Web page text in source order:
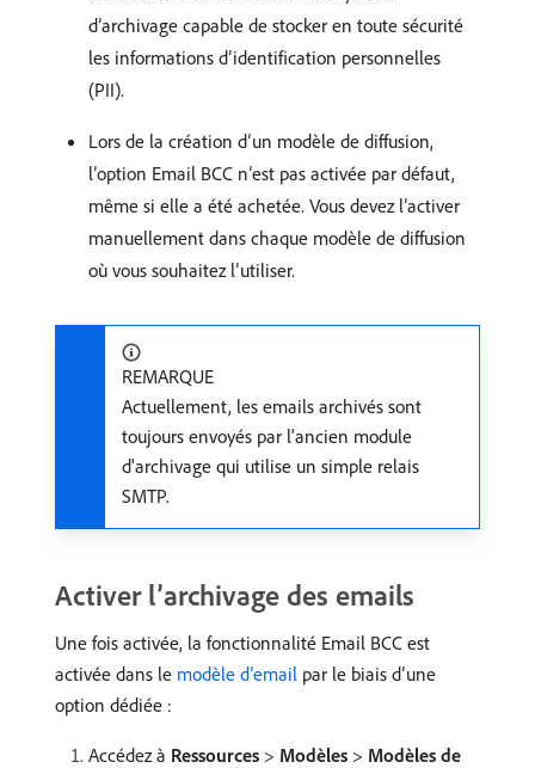
d’archivage capable de stocker en toute sécurité
les informations d’identification personnelles
(PII).
Lors de la création d’un modèle de diffusion,
l’option Email BCC n’est pas activée par défaut,
même si elle a été achetée. Vous devez l’activer
manuellement dans chaque modèle de diffusion
où vous souhaitez l’utiliser.
REMARQUE
Actuellement, les emails archivés sont
toujours envoyés par l'ancien module
d'archivage qui utilise un simple relais
SMTP.
Activer l’archivage des emails
Une fois activée, la fonctionnalité Email BCC est
activée dans le modèle d’email par le biais d’une
option dédiée :
Accédez à Ressources > Modèles > Modèles de